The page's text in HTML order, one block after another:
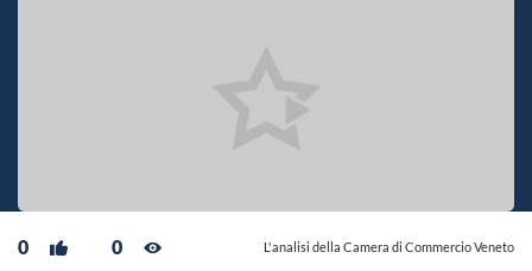
0 0 L'analisi della Camera di Commercio Veneto